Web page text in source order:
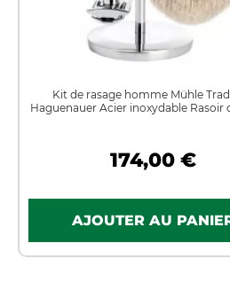
Kit de rasage homme Mühle
Haguenauer Acier inoxydable Rasoir
174,00 €